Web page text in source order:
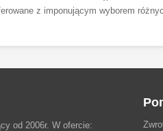
z imponującym wyborem
od 2006r. W ofercie: